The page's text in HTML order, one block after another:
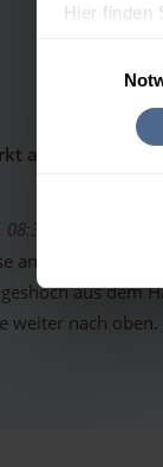
Hier finden
aktuell:
Uhr
an den
aus dem
weiter nach oben.